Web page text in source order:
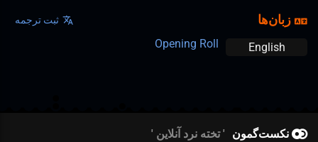
زبان‌ها ثبت ترجمه
English
Opening Roll
نکست‌گمون تخته نرد آنلاین